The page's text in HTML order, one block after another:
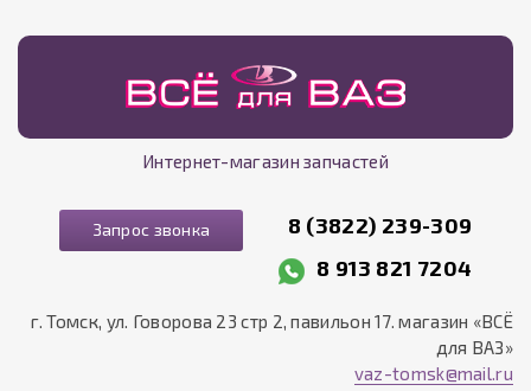
Интернет-магазин запчастей
Запрос звонка
8 (3822) 239-309
8 913 821 7204
г. Томск, ул. Говорова 23 стр 2, павильон 17. магазин «ВСЁ
для ВАЗ»
vaz-tomsk@mail.ru